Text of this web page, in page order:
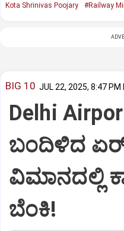
Kota Shrinivas Poojary
#Railway
BIG 10 JUL 22, 2025, 8:47 PM
Delhi
ಬಂದಿಳಿದ
ವಿಮಾನದಲ್ಲಿ
ಬೆಂಕಿ!